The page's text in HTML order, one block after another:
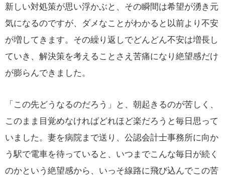
新しい対処策が思い浮かぶと、その瞬間は希望が湧き元
気になるのですが、ダメなことがわかると以前より不安
が増してきます。その繰り返しでどんどん不安は増長し
ていき、解決策を考えることさえ苦痛になり絶望感だけ
が膨らんできました。
「この先どうなるのだろう」と、朝起きるのが苦しく、
このまま目覚めなければどれほど楽だろうと毎日思って
いました。妻を病院まで送り、公認会計士事務所に向か
う駅で電車を待っていると、いつまでこんな毎日が続く
のかという絶望感から、いっそ線路に飛び込んでこの苦